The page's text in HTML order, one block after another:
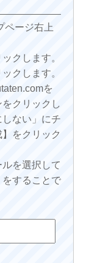
ページ右上
クします。
クします。
を
クリックし
ない」にチ
をクリック
を選択して
をすることで